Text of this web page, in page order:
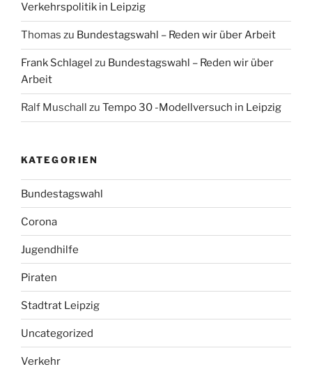
Verkehrspolitik in Leipzig
Thomas zu Bundestagswahl – Reden wir über Arbeit
Frank Schlagel zu Bundestagswahl – Reden wir über
Arbeit
Ralf Muschall zu Tempo 30 -Modellversuch in Leipzig
KATEGORIEN
Bundestagswahl
Corona
Jugendhilfe
Piraten
Stadtrat Leipzig
Uncategorized
Verkehr